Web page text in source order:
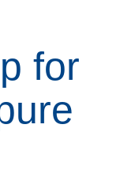
for